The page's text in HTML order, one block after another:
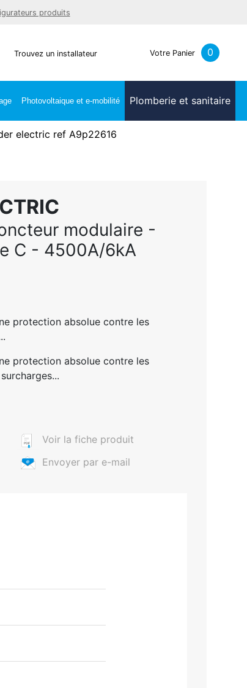
produits
Trouvez un installateur Votre Panier 0
Photovoltaique et e-mobilité Plomberie et sanitaire
electric ref A9p22616
modulaire -
C - 4500A/6kA
protection absolue contre les
protection absolue contre les
Voir la fiche produit
Envoyer par e-mail